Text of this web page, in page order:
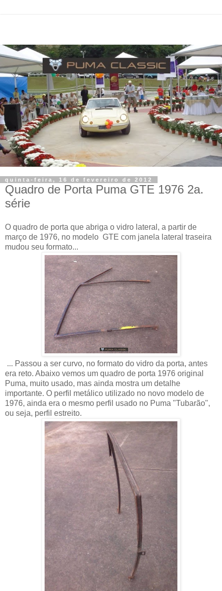
quinta-feira, 16 de fevereiro de 2012
Quadro de Porta Puma GTE 1976 2a.
série
O quadro de porta que abriga o vidro lateral, a partir de
março de 1976, no modelo GTE com janela lateral traseira
mudou seu formato...
... Passou a ser curvo, no formato do vidro da porta, antes
era reto. Abaixo vemos um quadro de porta 1976 original
Puma, muito usado, mas ainda mostra um detalhe
importante. O perfil metálico utilizado no novo modelo de
1976, ainda era o mesmo perfil usado no Puma "Tubarão",
ou seja, perfil estreito.